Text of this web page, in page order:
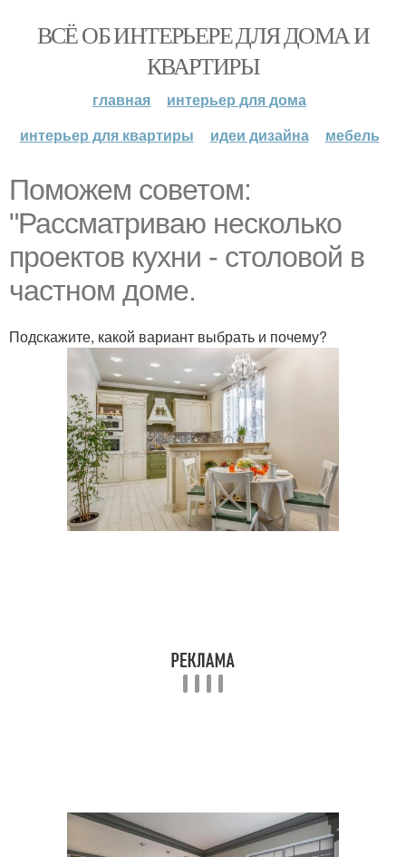
ВСЁ ОБ ИНТЕРЬЕРЕ ДЛЯ ДОМА И
КВАРТИРЫ
главная
интерьер для дома
интерьер для квартиры
идеи дизайна мебель
Поможем советом:
"Рассматриваю несколько
проектов кухни - столовой в
частном доме.
Подскажите, какой вариант выбрать и почему?